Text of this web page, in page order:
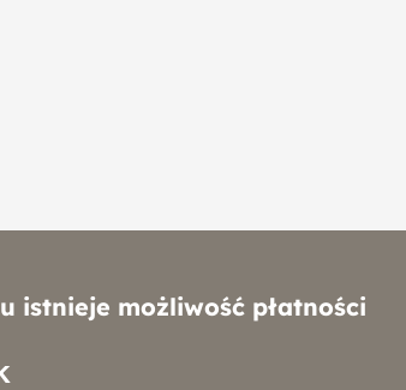
istnieje możliwość płatności